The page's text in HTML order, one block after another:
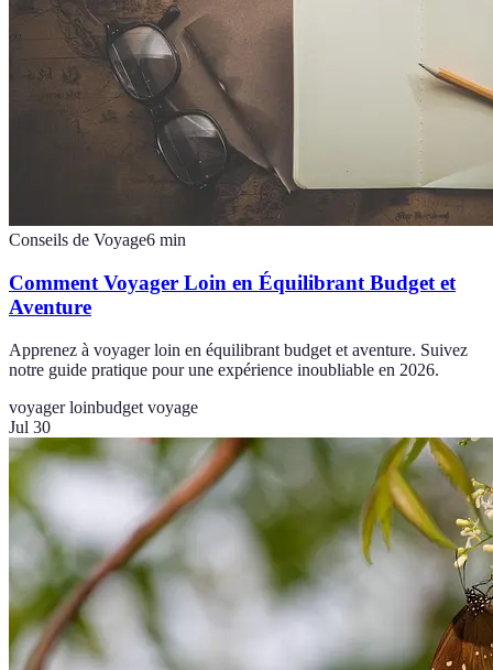
Conseils de Voyage6 min
Comment Voyager Loin en Équilibrant Budget et
Aventure
Apprenez à voyager loin en équilibrant budget et aventure. Suivez
notre guide pratique pour une expérience inoubliable en 2026.
voyager loinbudget voyage
Jul 30